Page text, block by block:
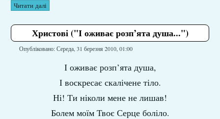
Читати далі
Христові ("І оживає розп’ята душа...")
Опубліковано: Середа, 31 березня 2010, 01:00
І оживає розп’ята душа,
І воскресає скалічене тіло.
Ні! Ти ніколи мене не лишав!
Болем моїм Твоє Серце боліло.